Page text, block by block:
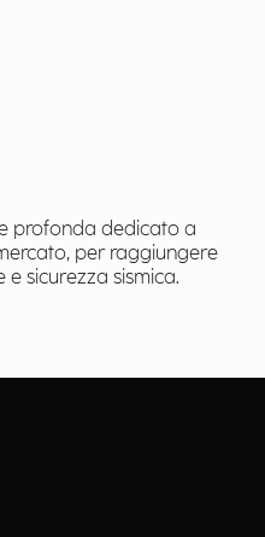
profonda dedicato a
per raggiungere
sicurezza sismica.